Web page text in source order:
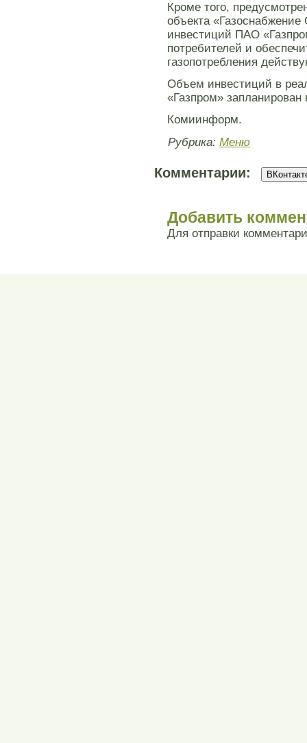
Кроме того,
объекта «Газоснабжение
инвестиций ПАО
потребителей и
газопотребления
Объем инвестиций в
«Газпром»
Комиинформ.
Рубрика: Меню
Комментарии:
Добавить
Для отправки